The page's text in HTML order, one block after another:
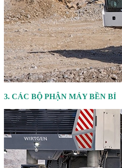
3. CÁC BỘ PHẬN MÁY BỀN BỈ